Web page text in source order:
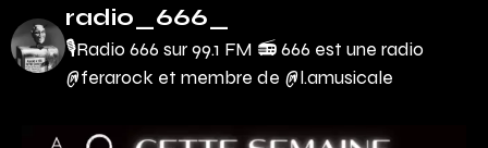
radio_666_
🎙Radio 666 sur 99.1 FM 📻666 est une radio
@ferarock et membre de @l.amusicale